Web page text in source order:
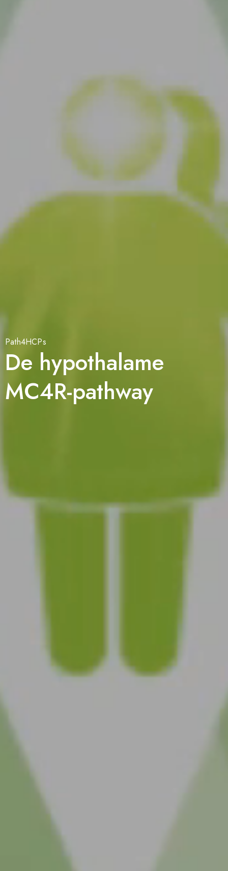
Path4HCPs
De hypothalame
MC4R-pathway